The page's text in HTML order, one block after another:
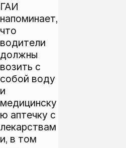
ГАИ
напоминает,
что
водители
должны
возить с
собой воду
и
медицинску
ю аптечку с
лекарствам
и, в том